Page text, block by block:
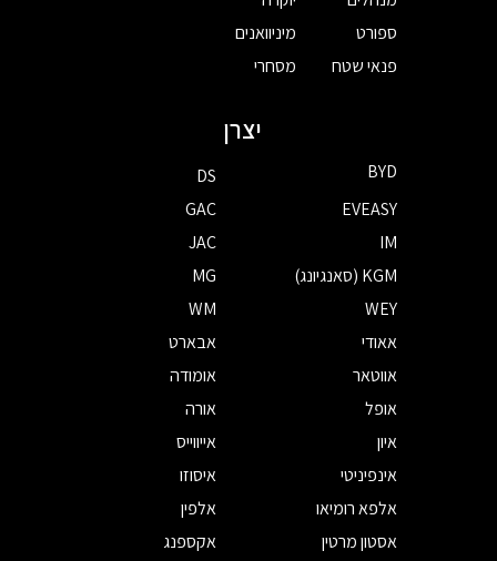
ספורט
פנאי שטח
מיניוואנים
מסחרי
יצרן
BYD
DS
EVEASY
GAC
IM
JAC
KGM (סאנגיונג)
MG
WEY
WM
אאודי
אבארט
אווטאר
אומודה
אופל
אורה
איון
אייווייס
אינפיניטי
איסוזו
אלפא רומיאו
אלפין
אסטון מרטין
אקספנג